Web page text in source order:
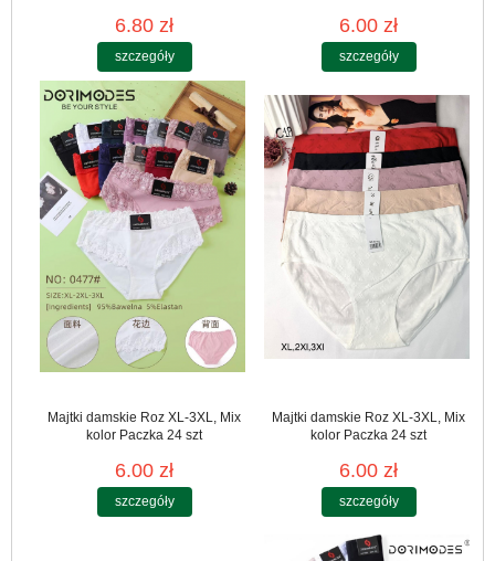
6.80 zł
szczegóły
6.00 zł
szczegóły
Majtki damskie Roz XL-3XL, Mix
kolor Paczka 24 szt
6.00 zł
szczegóły
Majtki damskie Roz XL-3XL, Mix
kolor Paczka 24 szt
6.00 zł
szczegóły